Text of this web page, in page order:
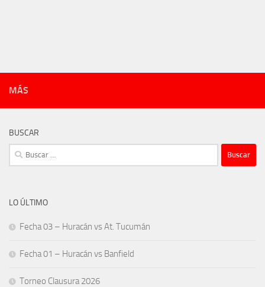
MÁS
BUSCAR
Buscar:
LO ÚLTIMO
Fecha 03 – Huracán vs At. Tucumán
Fecha 01 – Huracán vs Banfield
Torneo Clausura 2026